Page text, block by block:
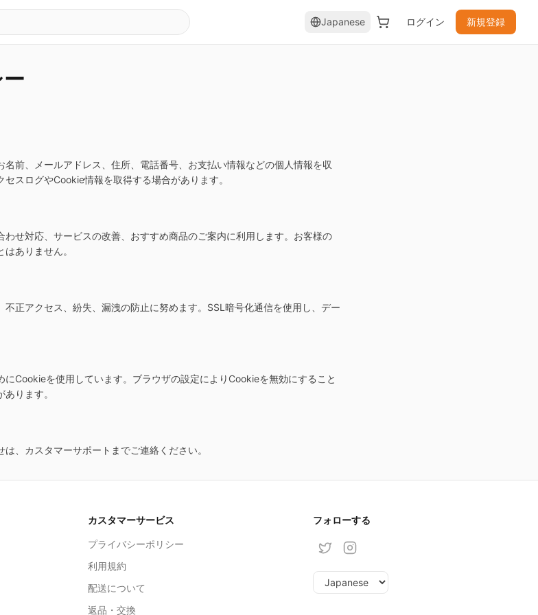
Japanese ログイン 新規登録
前、メールアドレス、住所、電話番号、お支払い情報などの個人情報を収
スログやCookie情報を取得する場合があります。
せ対応、サービスの改善、おすすめ商品のご案内に利用します。お客様の
ありません。
正アクセス、紛失、漏洩の防止に努めます。SSL暗号化通信を使用し、デー
Cookieを使用しています。ブラウザの設定によりCookieを無効にすること
ります。
、カスタマーサポートまでご連絡ください。
カスタマーサービス
プライバシーポリシー
利用規約
配送について
返品・交換
フォローする